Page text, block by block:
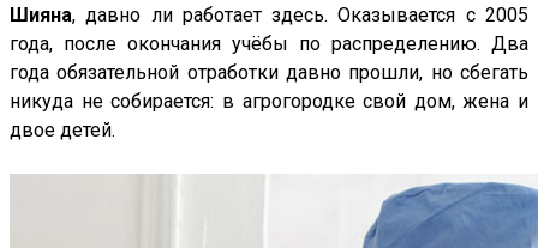
Шияна, давно ли работает здесь. Оказывается с 2005
года, после окончания учёбы по распределению. Два
года обязательной отработки давно прошли, но сбегать
никуда не собирается: в агрогородке свой дом, жена и
двое детей.